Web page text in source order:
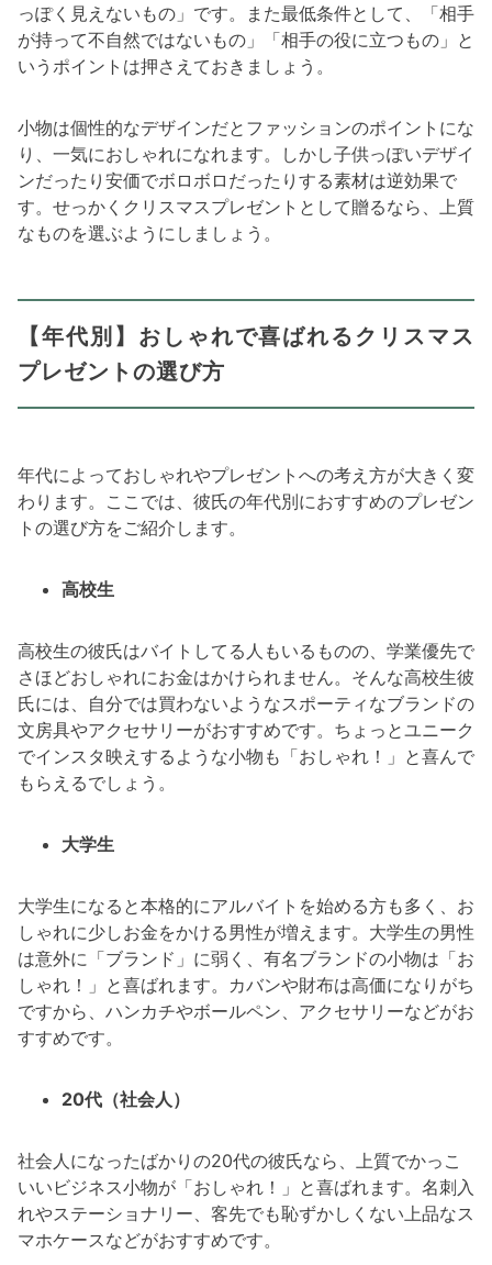
っぽく見えないもの」です。また最低条件として、「相手
が持って不自然ではないもの」「相手の役に立つもの」と
いうポイントは押さえておきましょう。
小物は個性的なデザインだとファッションのポイントにな
り、一気におしゃれになれます。しかし子供っぽいデザイ
ンだったり安価でボロボロだったりする素材は逆効果で
す。せっかくクリスマスプレゼントとして贈るなら、上質
なものを選ぶようにしましょう。
【年代別】おしゃれで喜ばれるクリスマス
プレゼントの選び方
年代によっておしゃれやプレゼントへの考え方が大きく変
わります。ここでは、彼氏の年代別におすすめのプレゼン
トの選び方をご紹介します。
高校生
高校生の彼氏はバイトしてる人もいるものの、学業優先で
さほどおしゃれにお金はかけられません。そんな高校生彼
氏には、自分では買わないようなスポーティなブランドの
文房具やアクセサリーがおすすめです。ちょっとユニーク
でインスタ映えするような小物も「おしゃれ！」と喜んで
もらえるでしょう。
大学生
大学生になると本格的にアルバイトを始める方も多く、お
しゃれに少しお金をかける男性が増えます。大学生の男性
は意外に「ブランド」に弱く、有名ブランドの小物は「お
しゃれ！」と喜ばれます。カバンや財布は高価になりがち
ですから、ハンカチやボールペン、アクセサリーなどがお
すすめです。
20代（社会人）
社会人になったばかりの20代の彼氏なら、上質でかっこ
いいビジネス小物が「おしゃれ！」と喜ばれます。名刺入
れやステーショナリー、客先でも恥ずかしくない上品なス
マホケースなどがおすすめです。